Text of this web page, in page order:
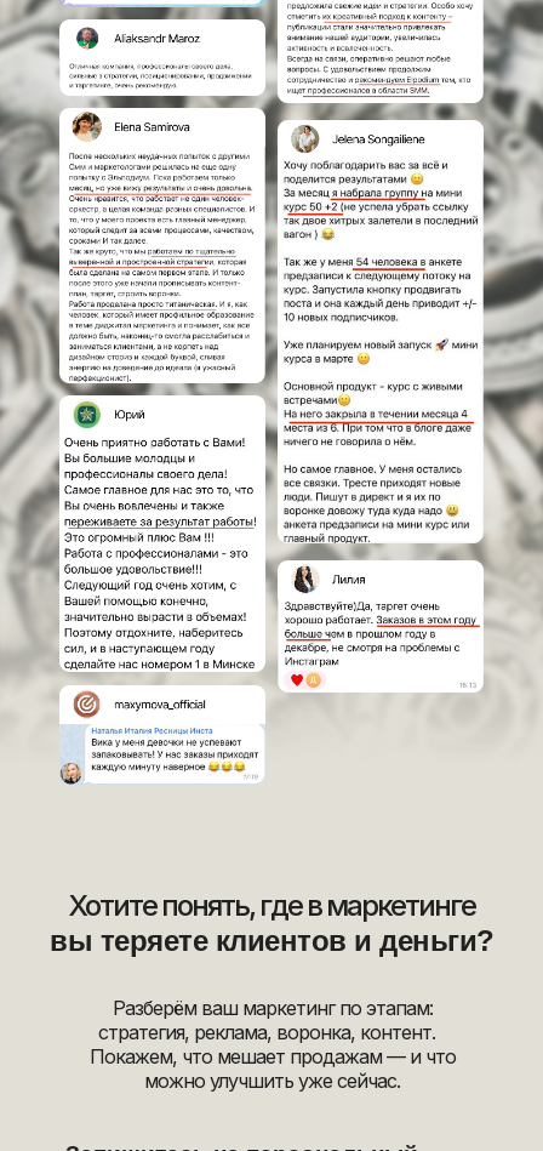
Хотите понять, где в маркетинге
вы теряете клиентов и деньги?
Разберём ваш маркетинг по этапам:
стратегия, реклама, воронка, контент.
Покажем, что мешает продажам — и что
можно улучшить уже сейчас.